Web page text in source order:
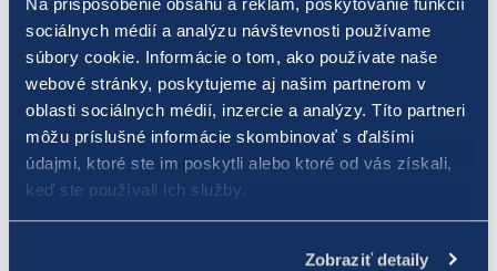
sociálnych médií a analýzu návštevnosti používame
súbory cookie. Informácie o tom, ako používate naše
webové stránky, poskytujeme aj našim partnerom v
oblasti sociálnych médií, inzercie a analýzy. Títo partneri
môžu príslušné informácie skombinovať s ďalšími
údajmi, ktoré ste im poskytli alebo ktoré od vás získali,
keď ste používali ich služby.
Zobraziť detaily
na hracích plochách štadiónov.
Spoločnosť TIPOS je hrdým generálnym partnerom TIPOS
Extraligy a chce, aby sme opäť prežívali naše spoločné
víťazstvá!